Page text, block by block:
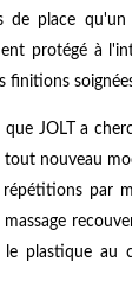
de place qu'un
protégé à
finitions
JOLT a
tout nouveau
répétitions par
le plastique